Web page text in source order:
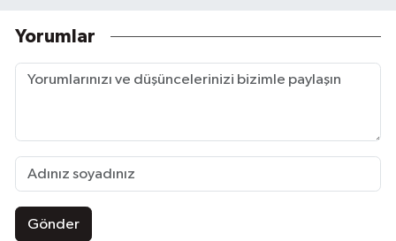
Yorumlar
Gönder